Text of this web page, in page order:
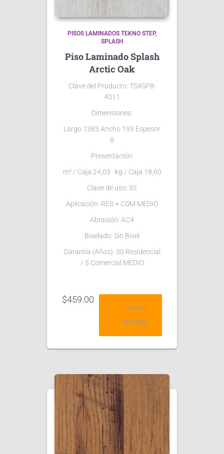
PISOS LAMINADOS TEKNO STEP
SPLASH
Piso Laminado Splash
Arctic Oak
Clave del Producto: TS4SP8-
4011
Dimensiones:
Largo 1383 Ancho 193 Espesor
8
Presentación:
m² / Caja 24,03 kg / Caja 18,60
Clase de uso: 32
Aplicación: RES + COM MEDIO
Abrasión: AC4
Biselado: Sin Bisel
Garantía (Años): 30 Residencial
/ 5 Comercial MEDIO
$459.00
SELECT
OPTIONS